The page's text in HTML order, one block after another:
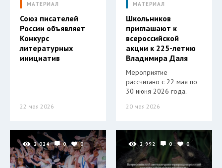
МАТЕРИАЛ
Союз писателей
России объявляет
Конкурс
литературных
инициатив
22 мая 2026
МАТЕРИАЛ
Школьников
приглашают к
всероссийской
акции к 225-летию
Владимира Даля
Мероприятие
рассчитано с 22 мая по
30 июня 2026 года.
20 мая 2026
2 024 0 0 2 992 0 0